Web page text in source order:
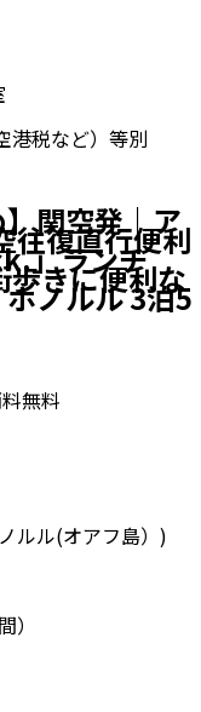
港税など）等別
関空発｜ア
往復直行便利
」ランチ
きに便利な
ノルル 3泊5
無料
ルル(オアフ島）)
）